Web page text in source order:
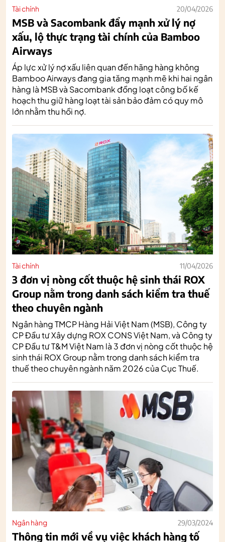
Tài chính 20/04/2026
MSB và Sacombank đẩy mạnh xử lý nợ
xấu, lộ thực trạng tài chính của Bamboo
Airways
Áp lực xử lý nợ xấu liên quan đến hãng hàng không
Bamboo Airways đang gia tăng mạnh mẽ khi hai ngân
hàng là MSB và Sacombank đồng loạt công bố kế
hoạch thu giữ hàng loạt tài sản bảo đảm có quy mô
lớn nhằm thu hồi nợ.
Tài chính 11/04/2026
3 đơn vị nòng cốt thuộc hệ sinh thái ROX
Group nằm trong danh sách kiểm tra thuế
theo chuyên ngành
Ngân hàng TMCP Hàng Hải Việt Nam (MSB), Công ty
CP Đầu tư Xây dựng ROX CONS Việt Nam, và Công ty
CP Đầu tư T&M Việt Nam là 3 đơn vị nòng cốt thuộc hệ
sinh thái ROX Group nằm trong danh sách kiểm tra
thuế theo chuyên ngành năm 2026 của Cục Thuế.
Ngân hàng 29/03/2024
Thông tin mới về vụ việc khách hàng tố